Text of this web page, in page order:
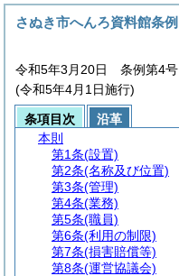
さぬき市へんろ資料館条例
令和5年3月20日 条例第4号
(令和5年4月1日施行)
条項目次
沿革
本則
第1条(設置)
第2条(名称及び位置)
第3条(管理)
第4条(業務)
第5条(職員)
第6条(利用の制限)
第7条(損害賠償等)
第8条(運営協議会)